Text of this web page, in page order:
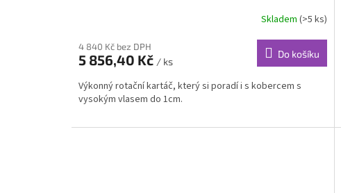
R
M
A
Skladem(>5 ks)
4 840 Kč bez DPH
5 856,40 Kč / ks
Do košíku
Výkonný rotační kartáč, který si poradí i s kobercem s
vysokým vlasem do 1cm.